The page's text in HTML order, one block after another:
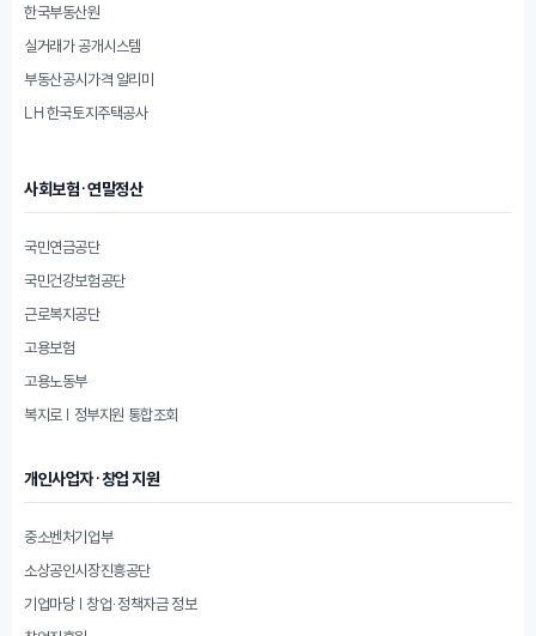
한국부동산원
실거래가 공개시스템
부동산공시가격 알리미
LH 한국토지주택공사
사회보험·연말정산
국민연금공단
국민건강보험공단
근로복지공단
고용보험
고용노동부
복지로 | 정부지원 통합조회
개인사업자·창업 지원
중소벤처기업부
소상공인시장진흥공단
기업마당 | 창업·정책자금 정보